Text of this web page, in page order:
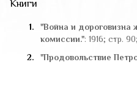
Книги
1.
"Война и дороговизна
комиссии.": 1916; стр.
2.
"Продовольствие